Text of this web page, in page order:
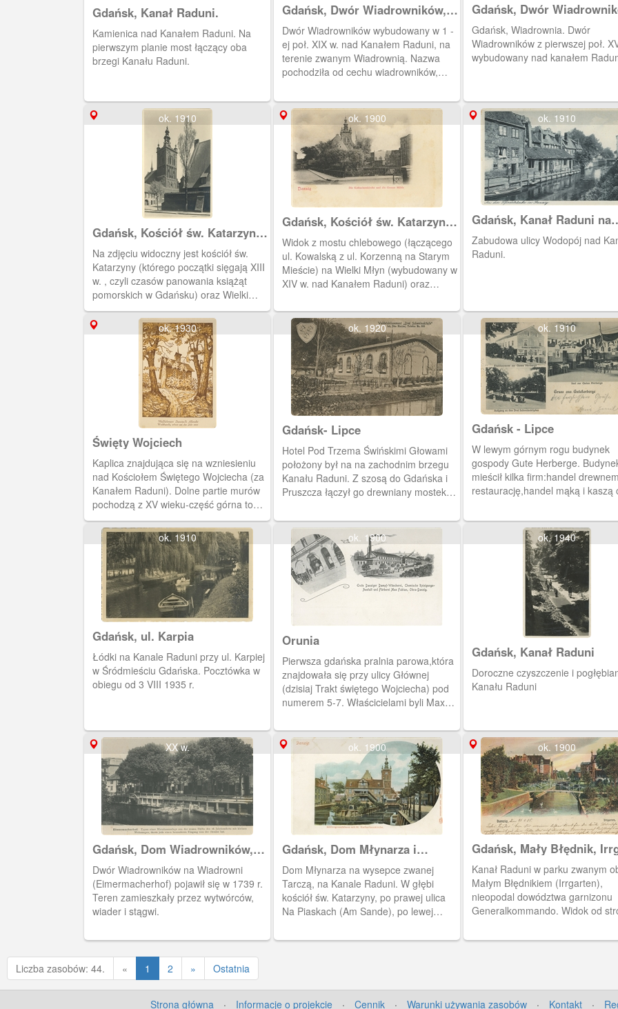
Gdańsk, Kanał Raduni.
Kamienica nad Kanałem Raduni. Na
pierwszym planie most łączący oba
brzegi Kanału Raduni.
Gdańsk, Dwór Wiadrowników,
Danzig Eimermacherhof
Dwór Wiadrowników wybudowany w 1 -
ej poł. XIX w. nad Kanałem Raduni, na
terenie zwanym Wiadrownią. Nazwa
pochodziła od cechu wiadrowników,
których warsztaty oraz domy
znajdowały się właśnie na tym terenie.
Gdańsk, Dwór
Danzig Eimermacherhof
Gdańsk, Wiadrownia. Dwór
Wiadrowników z pierwszej poł.
wybudowany nad kanałem
ok. 1910
Gdańsk, Kościół św. Katarzyny i
Wielki Młyn, Danzig Die St.
Katharinen - Kirche u. Die
Grosse Mühle
Na zdjęciu widoczny jest kościół św.
Katarzyny (którego początki sięgają XIII
w. , czyli czasów panowania książąt
pomorskich w Gdańsku) oraz Wielki
Młyn (wybudowany w XIV w. przez
Krzyżaków). Młyn wzniesiono na
wysepce zwanej Tarczą, którą otaczały
wody Kanału Raduni - woda z
napędzała koła młyńskie. Młyn był
czynny do 1945 r.
ok. 1900
Gdańsk, Kościół św. Katarzyny i
Wielki Młyn, Danzig Die
Katharinenkirche und die
Grosse Mühle
Widok z mostu chlebowego (łączącego
ul. Kowalską z ul. Korzenną na Starym
Mieście) na Wielki Młyn (wybudowany w
XIV w. nad Kanałem Raduni) oraz
ok. 1910
Gdańsk, Kanał Raduni na
Starym Mieście
Zabudowa ulicy Wodopój nad
Raduni.
ok. 1930
Święty Wojciech
Kaplica znajdująca się na wzniesieniu
nad Kościołem Świętego Wojciecha (za
Kanałem Raduni). Dolne partie murów
pochodzą z XV wieku-część górna to
efekt renowacji z 1880. Według
średniowiecznej tradycji miejsce
pierwszego pochówku Świętego
Wojciecha. Od 1928 roku cel
dorocznych pielgrzymek wiernych z
archidiecezji gdańskiej (23 kwietnia).
ok. 1920
Gdańsk- Lipce
Hotel Pod Trzema Świńskimi Głowami
położony był na na zachodnim brzegu
Kanału Raduni. Z szosą do Gdańska i
Pruszcza łączył go drewniany mostek.
duży ogródek letni ze stolikami i muszla
koncertowa.
ok. 1910
Gdańsk - Lipce
W lewym górnym rogu budynek
gospody Gute Herberge.
mieścił kilka firm:handel
restaurację,handel mąką i kaszą
tego lokalu. Na trzecim zdjęciu
przedstawiono podjazd na
kanałem Raduni, prowadzący do
restauracji Pod Trzema Świńskimi
ok. 1910
Gdańsk, ul. Karpia
Łódki na Kanale Raduni przy ul. Karpiej
w Śródmieściu Gdańska. Pocztówka w
obiegu od 3 VIII 1935 r.
ok. 1900
Orunia
Pierwsza gdańska pralnia parowa,która
znajdowała się przy ulicy Głównej
(dzisiaj Trakt świętego Wojciecha) pod
numerem 5-7. Właścicielami byli Max
pocztówka reklamowa.
ok. 1940
Gdańsk, Kanał Raduni
Doroczne czyszczenie i
Kanału Raduni
XX w.
Gdańsk, Dom Wiadrowników,
Wiadrownia, Eimermacherhof
Dwór Wiadrowników na Wiadrowni
(Eimermacherhof) pojawił się w 1739 r.
Teren zamieszkały przez wytwórców,
wiader i stągwi.
ok. 1900
Gdańsk, Dom Młynarza i
kościół św. Katarzyny
Dom Młynarza na wysepce zwanej
Tarczą, na Kanale Raduni. W głębi
kościół św. Katarzyny, po prawej ulica
Na Piaskach (Am Sande), po lewej
der Grossen Muhle). Obieg 1902 r.
ok. 1900
Gdańsk, Mały Błędnik,
Kanał Raduni w parku zwanym
Małym Błędnikiem (Irrgarten),
nieopodal dowództwa garnizonu
Generalkommando. Widok od
Liczba zasobów: 44. « Poprzednia
1 2 » Ostatnia
Strona główna · Informacje o projekcie · Cennik · Warunki używania zasobów · Kontakt ·